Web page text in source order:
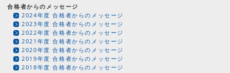
合格者からのメッセージ
2024年度 合格者からのメッセージ
2023年度 合格者からのメッセージ
2022年度 合格者からのメッセージ
2021年度 合格者からのメッセージ
2020年度 合格者からのメッセージ
2019年度 合格者からのメッセージ
2018年度 合格者からのメッセージ